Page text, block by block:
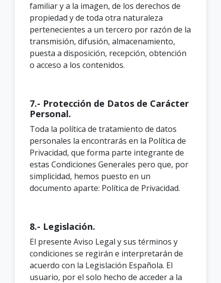
familiar y a la imagen, de los derechos de
propiedad y de toda otra naturaleza
pertenecientes a un tercero por razón de la
transmisión, difusión, almacenamiento,
puesta a disposición, recepción, obtención
o acceso a los contenidos.
7.- Protección de Datos de Carácter
Personal.
Toda la política de tratamiento de datos
personales la encontrarás en la Política de
Privacidad, que forma parte integrante de
estas Condiciones Generales pero que, por
simplicidad, hemos puesto en un
documento aparte: Política de Privacidad.
8.- Legislación.
El presente Aviso Legal y sus términos y
condiciones se regirán e interpretarán de
acuerdo con la Legislación Española. El
usuario, por el solo hecho de acceder a la